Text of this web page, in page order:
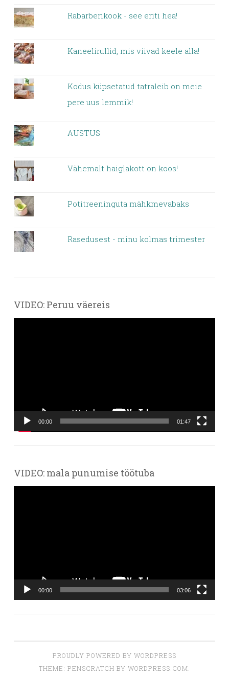
Rabarberikook - see eriti hea!
Kaneelirullid, mis viivad keele alla!
Kodus küpsetatud tatraleib on meie
pere uus lemmik!
AUSTUS
Vähemalt haiglakott on koos!
Potitreeninguta mähkmevabaks
Rasedusest - minu kolmas trimester
VIDEO: Peruu väereis
00:00 01:47
VIDEO: mala punumise töötuba
00:00 03:06
PROUDLY POWERED BY WORDPRESS
THEME: PENSCRATCH BY WORDPRESS.COM